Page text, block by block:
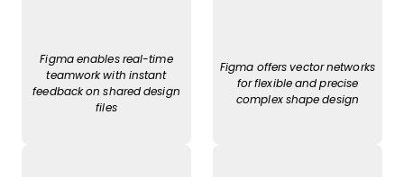
Figma enables real-time
teamwork with instant
feedback on shared design
files
Figma offers vector networks
for flexible and precise
complex shape design